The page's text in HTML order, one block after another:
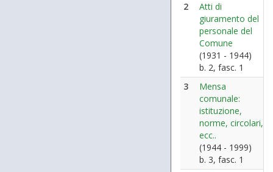
2
Atti di
giuramento del
personale del
Comune
(1931 - 1944)
b. 2, fasc. 1
3
Mensa
comunale:
istituzione,
norme, circolari,
ecc..
(1944 - 1999)
b. 3, fasc. 1